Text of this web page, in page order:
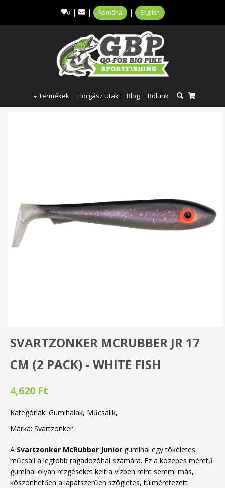
0 | | Română | English
Termékek Horgász Utak Blog Rólunk
SVARTZONKER MCRUBBER JR 17
CM (2 PACK) - WHITE FISH
4,620 Ft
Kategóriák: Gumihalak Műcsalik
Márka: Svartzonker
A Svartzonker McRubber Junior gumihal egy tökéletes
műcsali a legtöbb ragadozóhal számára. Ez a közepes méretű
gumihal olyan rezgéseket kelt a vízben mint semmi más,
köszönhetően a lapátszerűen szögletes, túlméretezett